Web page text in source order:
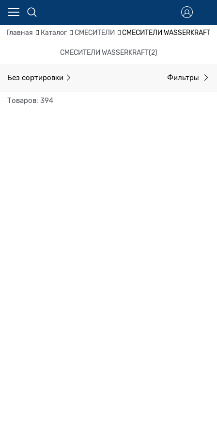
Главная Каталог СМЕСИТЕЛИ СМЕСИТЕЛИ
СМЕСИТЕЛИ WASSERKRAFT(2)
Без сортировки Фильтры
Товаров: 394